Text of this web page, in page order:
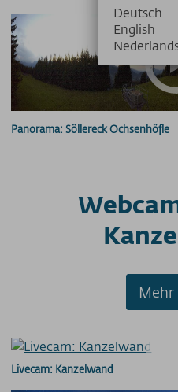
Panorama: Söllereck Ochsenhöfle
Mehr
Livecam: Kanzelwand
Deutsch
English